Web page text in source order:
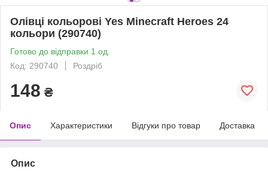
Олівці кольорові Yes Minecraft Heroes 24
кольори (290740)
Готово до відправки 1 од.
Код: 290740
Роздріб
148 ₴
Опис Характеристики Відгуки про товар Доставка
Опис